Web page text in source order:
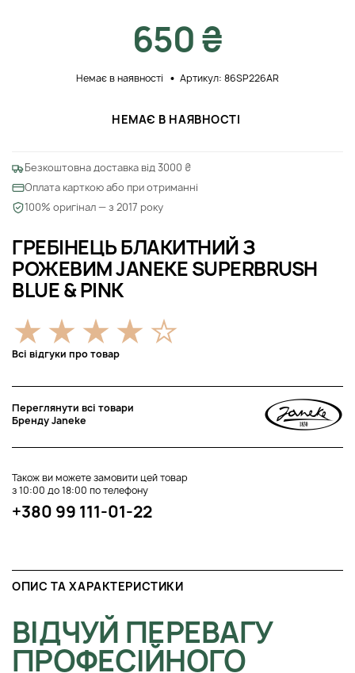
ГРЕБІНЕЦЬ БЛАКИТНИЙ З
РОЖЕВИМ JANEKE SUPERBRUSH
BLUE & PINK
Всі відгуки про товар
Переглянути всі товари
Бренду Janeke
Також ви можете замовити цей товар
з 10:00 до 18:00 по телефону
+380 99 111-01-22
650 ₴
Немає в наявності Артикул: 86SP226AR
НЕМАЄ В НАЯВНОСТІ
Безкоштовна доставка від 3000 ₴
Оплата карткою або при отриманні
100% оригінал — з 2017 року
ОПИС ТА ХАРАКТЕРИСТИКИ
ВІДЧУЙ ПЕРЕВАГУ
ПРОФЕСІЙНОГО